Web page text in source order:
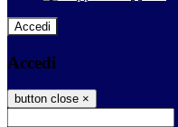
Accedi
Accedi
button close ×